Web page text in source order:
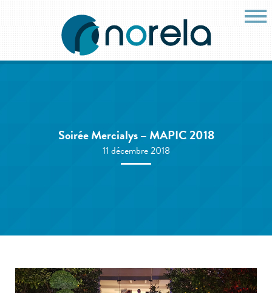
Soirée Mercialys – MAPIC 2018
11 décembre 2018